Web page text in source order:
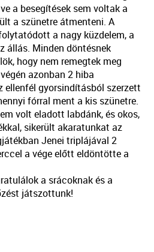
a besegítések sem voltak a
a szünetre átmenteni. A
a nagy küzdelem, a
állás. Minden döntésnek
hogy nem remegtek meg
azonban 2 hiba
ellenfél gyorsindításból szerzett
fórral ment a kis szünetre.
volt eladott labdánk, és okos,
sikerült akaratunkat az
Jenei triplájával 2
a vége előtt eldöntötte a
a srácoknak és a
játszottunk!